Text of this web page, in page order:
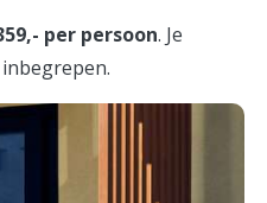
per persoon. Je